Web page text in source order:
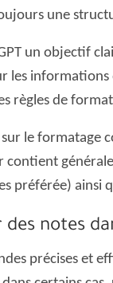
une
un objectif
les
règles de
le formatage
contient
préférée) ainsi
notes
précises et